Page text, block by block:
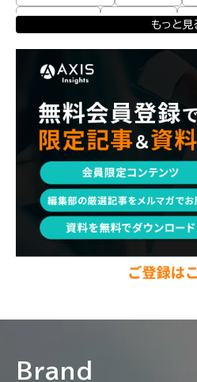
転職体験談・実例 プロモーション
エンジニア 調査レポート
コンサル現場論 経営企画・事業企画
パラレルキャリア ワークライフバランス
DX・テクノロジー リスキリング・資格
もっと見
Brand